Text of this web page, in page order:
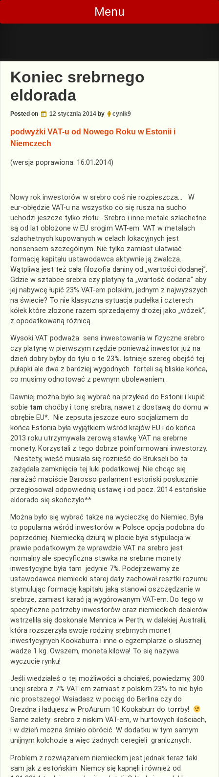
Skip
content
Menu
Koniec srebrnego
eldorada
Posted on 12 stycznia 2014 by cynik9
podwyżki VAT-u od Nowego Roku w Estonii i
Niemczech
(wersja poprawiona: 16.01.2014)
Nowy rok inwestorów w srebro coś nie rozpieszcza… W
eur-obłędzie VAT-u na wszystko co się rusza na sucho
uchodzi jeszcze tylko złotu. Srebro i inne metale szlachetne
są od lat obłożone w EU srogim VAT-em. VAT w metalach
szlachetnych kupowanych w celach lokacyjnych jest
nonsensem szczególnym. Nie tylko zamiast ułatwiać
formację kapitału ustawodawca aktywnie ją zwalcza.
Wątpliwa jest też cała filozofia daniny od „wartości dodanej”.
Gdzie w sztabce srebra czy platyny ta „wartość dodana” aby
jej nabywcę łupić 23% VAT-em polskim, jednym z najwyższych
na świecie? To nie klasyczna sytuacja pudełka i czterech
kółek które złożone razem sprzedajemy drożej jako „wózek”,
z opodatkowaną różnicą.
Wysoki VAT podważa sens inwestowania w fizyczne srebro
czy platynę w pierwszym rzędzie ponieważ inwestor już na
dzień dobry byłby do tyłu o te 23%. Istnieje szereg obejść tej
pułapki ale dwa z bardziej wygodnych forteli są bliskie końca,
co musimy odnotować z pewnym ubolewaniem.
Dawniej można było się wybrać na przykład do Estonii i kupić
sobie tam choćby i tonę srebra, nawet z dostawą do domu w
obrębie EU*. Nie zepsuta jeszcze euro socjalizmem do
końca Estonia była wyjątkiem wśród krajów EU i do końca
2013 roku utrzymywała zerową stawkę VAT na srebrne
monety. Korzystali z tego dobrze poinformowani inwestorzy.
Niestety, wieść musiała się roznieść do Brukseli bo ta
zażądała zamknięcia tej luki podatkowej. Nie chcąc się
narażać maoiście Barosso parlament estoński posłusznie
przegłosował odpowiednią ustawę i od pocz. 2014 estońskie
eldorado się skończyło**.
Można było się wybrać także na wycieczkę do Niemiec. Była
to popularna wśród inwestorów w Polsce opcja podobna do
poprzedniej. Niemiecką dziurą w płocie była stypulacja w
prawie podatkowym że wprawdzie VAT na srebro jest
normalny ale specyficzna stawka na srebrne monety
inwestycyjne była tam jedynie 7%. Podejrzewamy że
ustawodawca niemiecki starej daty zachował resztki rozumu
stymulując formację kapitału jaką stanowi oszczędzanie w
srebrze, zamiast karać ją wygórowanym VAT-em. Do tego w
specyficzne potrzeby inwestorów oraz niemieckich dealerów
wstrzeliła się doskonale Mennica w Perth, w dalekiej Australii,
która rozszerzyła swoje rodziny srebrnych monet
inwestycyjnych Kookaburra i inne o egzemplarze o słusznej
wadze 1 kg. Owszem, moneta kilowa! To się nazywa
wyczucie rynku!
Jeśli wiedziałeś o tej możliwości a chciałeś, powiedzmy, 300
uncji srebra z 7% VAT-em zamiast z polskim 23% to nie było
nic prostszego! Wsiadasz w pociąg do Berlina czy do
Drezdna i ładujesz w ProAurum 10 Kookaburr do torrby!
Same zalety: srebro z niskim VAT-em, w hurtowych ilościach,
i w dzień można śmiało obrócić. W dodatku w tym samym
unijnym kołchozie a więc żadnych ceregieli granicznych.
Problem z rozwiązaniem niemieckim jest jednak teraz taki
sam jak z estońskim. Niemcy się kapnęli i również od